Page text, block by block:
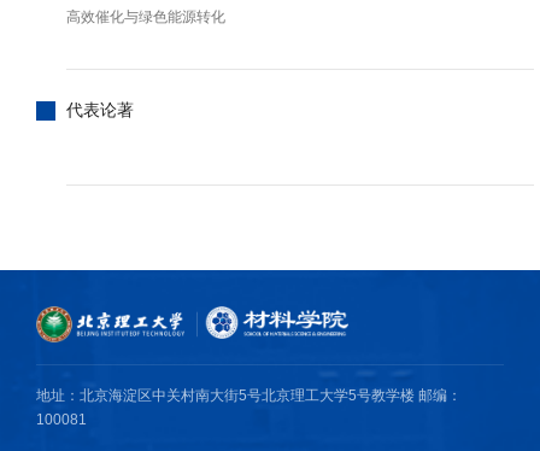
高效催化与绿色能源转化
代表论著
地址：北京海淀区中关村南大街5号北京理工大学5号教学楼 邮编：
100081